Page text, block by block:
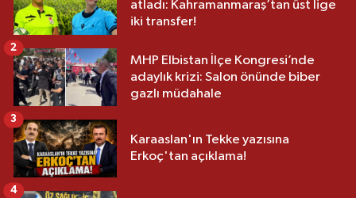
atladı: Kahramanmaraş’tan üst lige
iki transfer!
MHP Elbistan İlçe Kongresi’nde
adaylık krizi: Salon önünde biber
gazlı müdahale
2
Karaaslan'ın Tekke yazısına
Erkoç'tan açıklama!
3
4